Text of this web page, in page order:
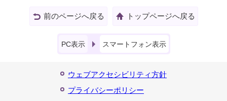
前のページへ戻る トップページへ戻る
PC表示 スマートフォン表示
ウェブアクセシビリティ方針
プライバシーポリシー